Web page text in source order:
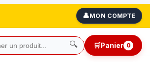
👤MON COMPTE
🔍 🛒Panier 0